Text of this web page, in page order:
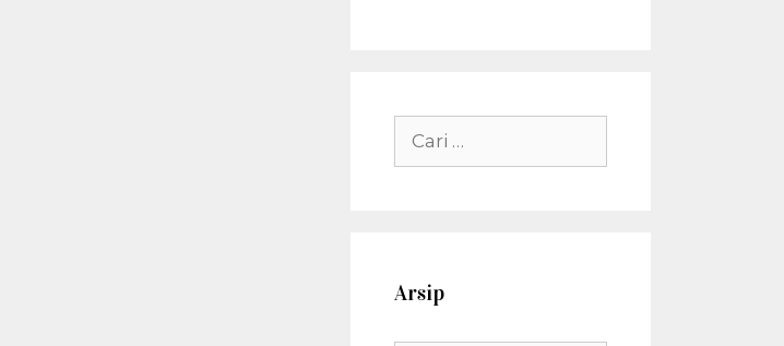
Cari
untuk:
Arsip